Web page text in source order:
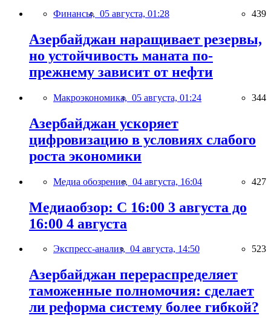
Финансы, 05 августа, 01:28 439
Азербайджан наращивает резервы,
но устойчивость маната по-
прежнему зависит от нефти
Макроэкономика, 05 августа, 01:24 344
Азербайджан ускоряет
цифровизацию в условиях слабого
роста экономики
Медиа обозрение, 04 августа, 16:04 427
Медиаобзор: С 16:00 3 августа до
16:00 4 августа
Экспресс-анализ, 04 августа, 14:50 523
Азербайджан перераспределяет
таможенные полномочия: сделает
ли реформа систему более гибкой?